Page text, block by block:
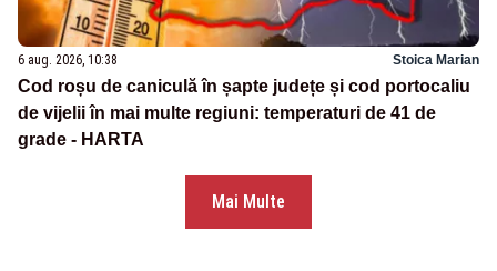
6 aug. 2026, 10:38 Stoica Marian
Cod roșu de caniculă în șapte județe și cod portocaliu
de vijelii în mai multe regiuni: temperaturi de 41 de
grade - HARTA
Mai Multe